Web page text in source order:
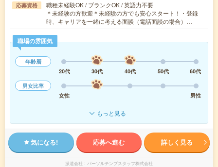
応募資格
職種未経験OK / ブランクOK / 英語力不要
＊未経験の方歓迎＊未経験の方でも安心スタート！・登録
時、キャリアを一緒に考える面談（電話面談の場合）…
職場の雰囲気
年齢層
20代
30代 40代 50代
60代
男女比率
女性
男性
もっと見る
気になる! 応募へ進む 詳しく見る
派遣会社 パーソルテンプスタッフ株式会社